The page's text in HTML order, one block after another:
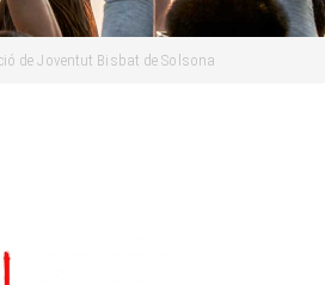
de Joventut Bisbat de Solsona